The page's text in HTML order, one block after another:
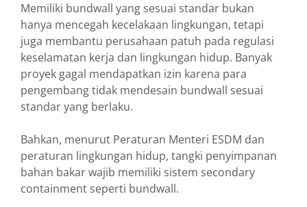
Memiliki bundwall yang sesuai standar bukan
hanya mencegah kecelakaan lingkungan, tetapi
juga membantu perusahaan patuh pada regulasi
keselamatan kerja dan lingkungan hidup. Banyak
proyek gagal mendapatkan izin karena para
pengembang tidak mendesain bundwall sesuai
standar yang berlaku.
Bahkan, menurut Peraturan Menteri ESDM dan
peraturan lingkungan hidup, tangki penyimpanan
bahan bakar wajib memiliki sistem secondary
containment seperti bundwall.